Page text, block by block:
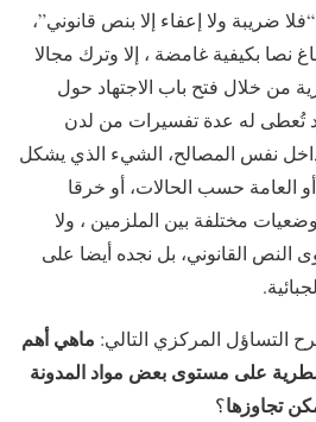
ضريبة ولا إعفاء إلا بنص قانوني”،
بكيفية غامضة ، إلا وترك مجالا
من خلال فتح باب الاجتهاد حول
تُعطى له عدة تفسيرات من لدن
نفس المصالح، الشيء الذي يشكل
العامة حسب الحالات، أو خرقا
مختلفة بين الملزمين ، ولا
القانوني، بل نجده أيضا على
التساؤل المركزي التالي: ماهي أهم
على مستوى بعض مواد المدونة
تجاوزها؟